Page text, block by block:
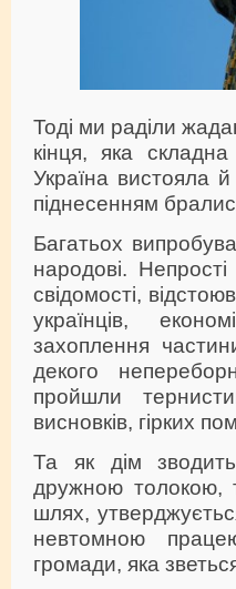
Тоді ми раділи
кінця, яка
Україна вистояла й
піднесенням
Багатьох
народові.
свідомості,
українців,
захоплення
декого
пройшли
висновків, гірких
Та як дім
дружною толокою,
шлях,
невтомною
громади, яка